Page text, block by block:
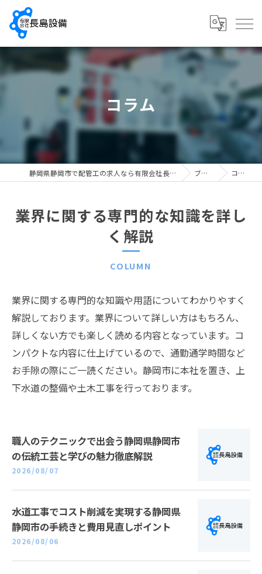
コラム
静岡県静岡市で配管工の求人なら有限会社長島設備 ブログ コラム
業界に関する専門的な知識を詳し
く解説
COLUMN
業界に関する専門的な知識や用語についてわかりやすく
解説しております。業界について詳しい方はもちろん、
詳しくない方でも楽しく読める内容となっています。コ
ンパクトな内容に仕上げているので、通勤通学時間など
お手隙の際にご一読ください。静岡市に本社を置き、上
下水道の整備や土木工事を行っております。
職人のテクニックで出会う静岡県静岡市
の伝統工芸と学びの魅力徹底解説
2026/08/07
水道工事でコスト削減を実現する静岡県
静岡市の手続きと費用見直しポイント
2026/08/06